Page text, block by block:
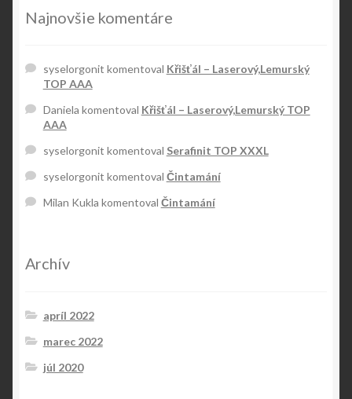
Najnovšie komentáre
syselorgonit komentoval Křišťál – Laserový,Lemurský
TOP AAA
Daniela komentoval Křišťál – Laserový,Lemurský TOP
AAA
syselorgonit komentoval Serafinit TOP XXXL
syselorgonit komentoval Čintamání
Milan Kukla komentoval Čintamání
Archív
apríl 2022
marec 2022
júl 2020